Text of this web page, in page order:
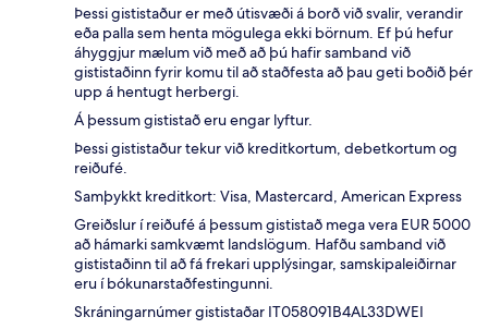
Þessi gististaður er með útisvæði á borð við svalir, verandir
eða palla sem henta mögulega ekki börnum. Ef þú hefur
áhyggjur mælum við með að þú hafir samband við
gististaðinn fyrir komu til að staðfesta að þau geti boðið þér
upp á hentugt herbergi.
Á þessum gististað eru engar lyftur.
Þessi gististaður tekur við kreditkortum, debetkortum og
reiðufé.
Samþykkt kreditkort: Visa, Mastercard, American Express
Greiðslur í reiðufé á þessum gististað mega vera EUR 5000
að hámarki samkvæmt landslögum. Hafðu samband við
gististaðinn til að fá frekari upplýsingar, samskipaleiðirnar
eru í bókunarstaðfestingunni.
Skráningarnúmer gististaðar IT058091B4AL33DWEI